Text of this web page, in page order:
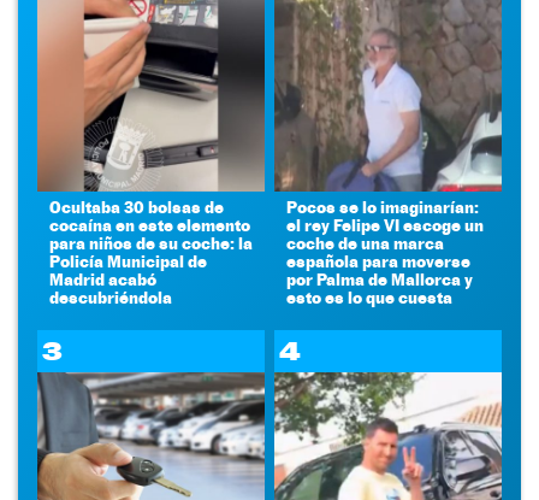
Ocultaba 30 bolsas de
cocaína en este elemento
para niños de su coche: la
Policía Municipal de
Madrid acabó
descubriéndola
Pocos se lo imaginarían:
el rey Felipe VI escoge un
coche de una marca
española para moverse
por Palma de Mallorca y
esto es lo que cuesta
3 4